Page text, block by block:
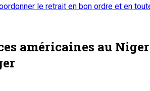
le retrait en bon ordre et en
américaines au